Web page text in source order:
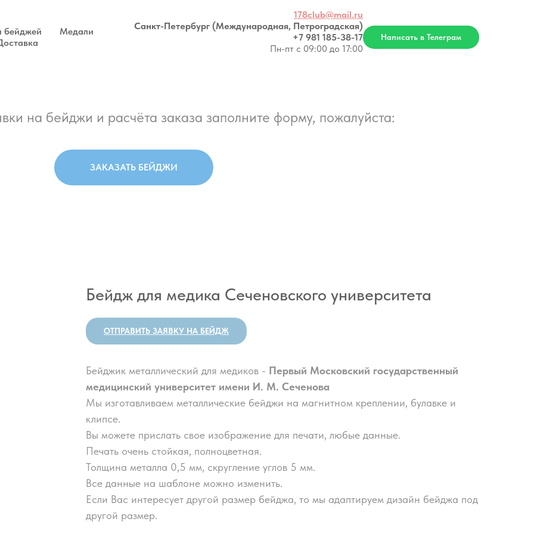
Медали
178club@mail.ru
Санкт-Петербург (Международная, Петроградская)
+7 981 185-38-17
Пн-пт с 09:00 до 17:00
Написать в Телеграм
на бейджи и расчёта заказа заполните форму, пожалуйста:
ЗАКАЗАТЬ БЕЙДЖИ
Бейдж для медика Сеченовского университета
ОТПРАВИТЬ ЗАЯВКУ НА БЕЙДЖ
Бейджик металлический для медиков - Первый Московский государственный
медицинский университет имени И. М. Сеченова
Мы изготавливаем металлические бейджи на магнитном креплении, булавке и
клипсе.
Вы можете прислать свое изображение для печати, любые данные.
Печать очень стойкая, полноцветная.
Толщина металла 0,5 мм, скругление углов 5 мм.
Все данные на шаблоне можно изменить.
Если Вас интересует другой размер бейджа, то мы адаптируем дизайн бейджа под
другой размер.